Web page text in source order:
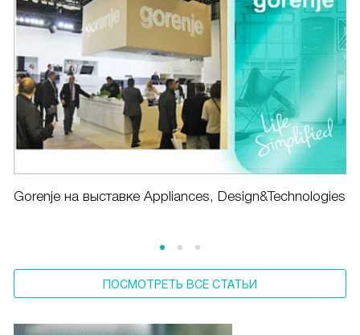
Gorenje на выставке Appliances, Design&Technologies
ПОСМОТРЕТЬ ВСЕ СТАТЬИ